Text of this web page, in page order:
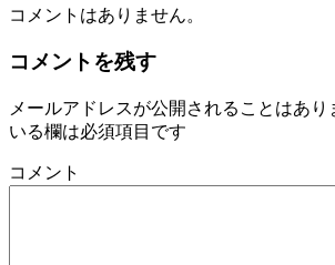
コメントはありません。
コメントを残す
メールアドレスが公開されることはあり
いる欄は必須項目です
コメント